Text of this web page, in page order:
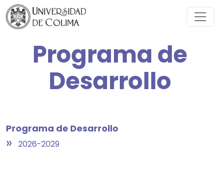
Programa de
Desarrollo
Programa de Desarrollo
» 2026-2029